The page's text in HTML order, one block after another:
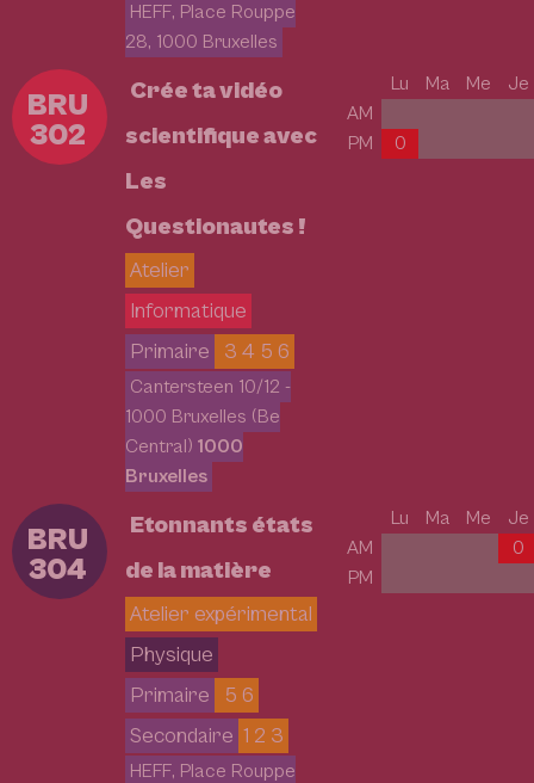
HEFF, Place Rouppe
28, 1000 Bruxelles
BRU
302
Crée ta vidéo
scientifique avec
Les
Questionautes !
Atelier
Informatique
Primaire
3 4 5 6
Cantersteen 10/12 -
1000 Bruxelles (Be
Central) 1000
Bruxelles
Lu Ma Me
Je
AM
PM
0
BRU
304
Etonnants états
de la matière
Atelier expérimental
Physique
Primaire
5 6
Secondaire 1 2 3
HEFF, Place Rouppe
Lu Ma Me
Je
AM
0
PM